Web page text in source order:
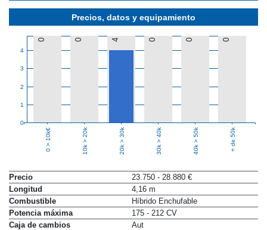
Precios, datos y equipamiento
0
1
2
3
4
0 0 4 0 0 0
0 > 10k€ 10k > 20k 20k > 30k 30k > 40k 40k > 50k + de 50k
Precio
23.750 - 28.880 €
Longitud
4,16 m
Combustible
Híbrido Enchufable
Potencia máxima
175 - 212 CV
Caja de cambios
Aut